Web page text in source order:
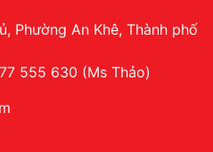
Phường An Khê, Thành phố
555 630 (Ms Thảo)